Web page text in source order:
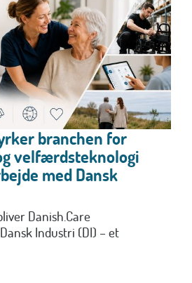
branchen for
velfærdsteknologi
med Dansk
Danish.Care
Industri (DI) – et